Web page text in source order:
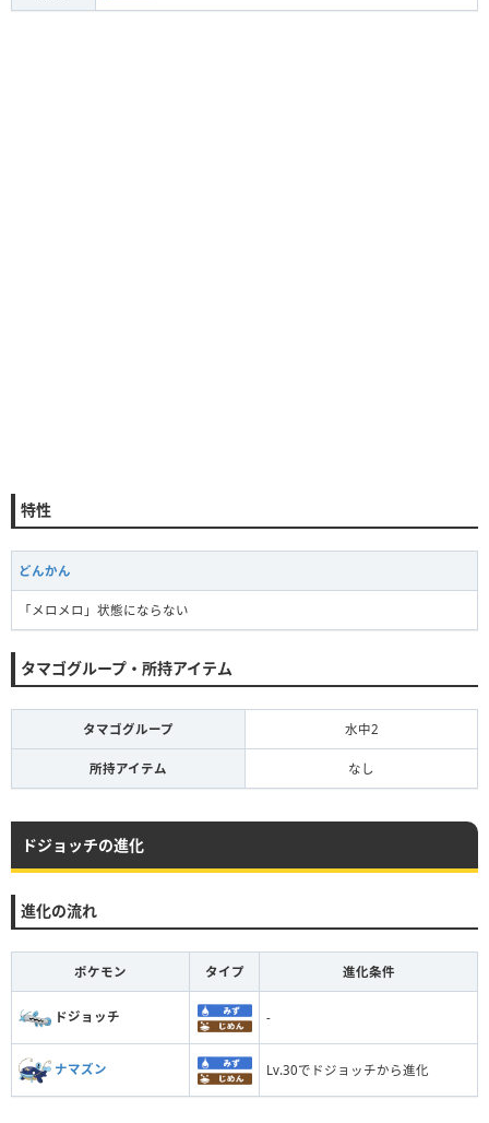
特性
どんかん
「メロメロ」状態にならない
タマゴグループ・所持アイテム
タマゴグループ 水中2
所持アイテム なし
ドジョッチの進化
進化の流れ
ポケモン タイプ 進化条件
ドジョッチ -
ナマズン Lv.30でドジョッチから進化